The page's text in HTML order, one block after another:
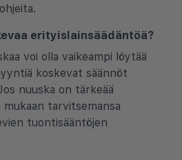
erityislainsäädäntöä?
voi olla vaikeampi löytää
koskevat säännöt
nuuska on tärkeää
tarvitsemansa
tuontisääntöjen